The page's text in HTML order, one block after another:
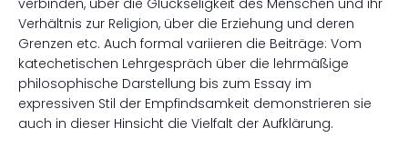
verbinden, über die Glückseligkeit des Menschen und ihr
Verhältnis zur Religion, über die Erziehung und deren
Grenzen etc. Auch formal variieren die Beiträge: Vom
katechetischen Lehrgespräch über die lehrmäßige
philosophische Darstellung bis zum Essay im
expressiven Stil der Empfindsamkeit demonstrieren sie
auch in dieser Hinsicht die Vielfalt der Aufklärung.